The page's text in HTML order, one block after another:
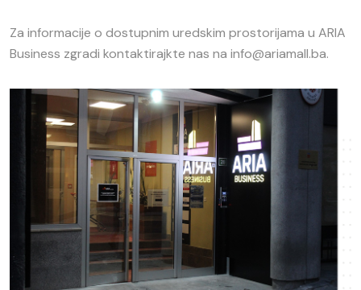
Za informacije o dostupnim uredskim prostorijama u ARIA
Business zgradi kontaktirajkte nas na info@ariamall.ba.